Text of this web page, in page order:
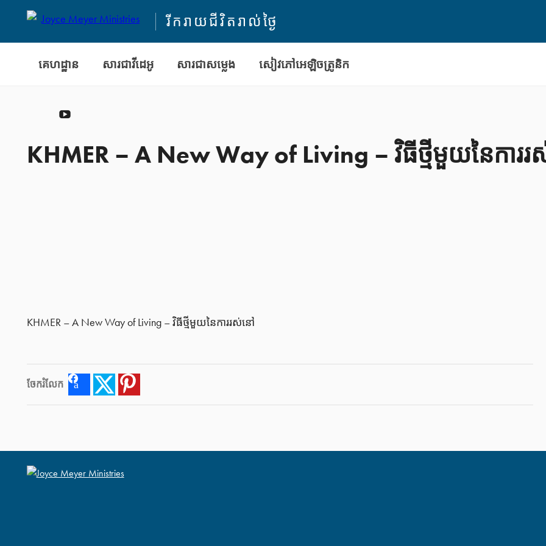
រីករាយជីវិតរាល់ថ្ងៃ
គេហដ្ឋាន សារជាវីដេអូ សារជាសម្លេង សៀវភៅអេឡិចត្រូនិក
KHMER – A New Way of Living – វិធីថ្មីមួយនៃការ
KHMER – A New Way of Living – វិធីថ្មីមួយនៃការរស់នៅ
ចែករំលែក FacebookTwitter